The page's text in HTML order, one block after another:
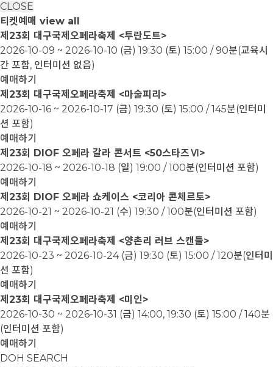
CLOSE
티켓예매 view all
제23회 대구국제오페라축제 <투란도트>
2026-10-09 ~ 2026-10-10 (금) 19:30 (토) 15:00 / 90분(교육시
간 포함, 인터미션 없음)
예매하기
제23회 대구국제오페라축제 <마술피리>
2026-10-16 ~ 2026-10-17 (금) 19:30 (토) 15:00 / 145분(인터미
션 포함)
예매하기
제23회 DIOF 오페라 갈라 콘서트 <50스타즈Ⅵ>
2026-10-18 ~ 2026-10-18 (일) 19:00 / 100분(인터미션 포함)
예매하기
제23회 DIOF 오페라 쇼케이스 <코리아 콘체르토>
2026-10-21 ~ 2026-10-21 (수) 19:30 / 100분(인터미션 포함)
예매하기
제23회 대구국제오페라축제 <양촌리 러브 스캔들>
2026-10-23 ~ 2026-10-24 (금) 19:30 (토) 15:00 / 120분(인터미
션 포함)
예매하기
제23회 대구국제오페라축제 <미인>
2026-10-30 ~ 2026-10-31 (금) 14:00, 19:30 (토) 15:00 / 140분
(인터미션 포함)
예매하기
DOH SEARCH